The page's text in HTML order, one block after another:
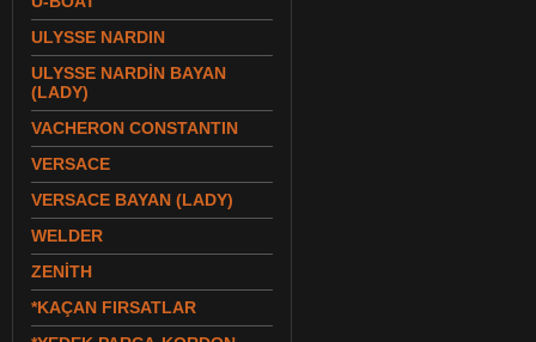
ULYSSE NARDIN
ULYSSE NARDİN BAYAN
(LADY)
VACHERON CONSTANTIN
VERSACE
VERSACE BAYAN (LADY)
WELDER
ZENİTH
*KAÇAN FIRSATLAR